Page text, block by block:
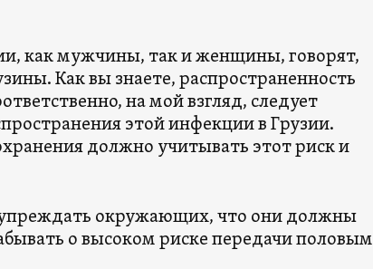
как мужчины, так и женщины, говорят,
Как вы знаете, распространенность
на мой взгляд, следует
этой инфекции в Грузии.
должно учитывать этот риск и
окружающих, что они должны
о высоком риске передачи половым